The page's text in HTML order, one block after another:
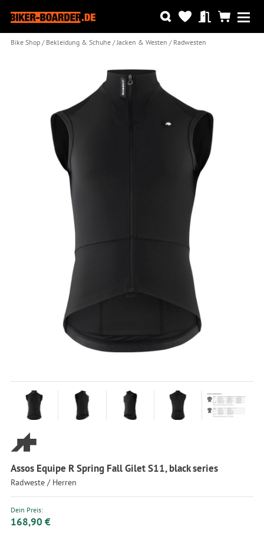
Bike Shop Bekleidung & Schuhe Jacken & Westen Radwesten
Assos Equipe R Spring Fall Gilet S11, black series
Radweste / Herren
Dein Preis:
168,90 €